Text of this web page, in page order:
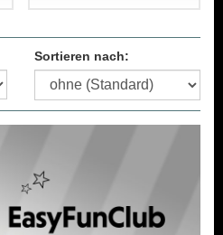
Sortieren nach: